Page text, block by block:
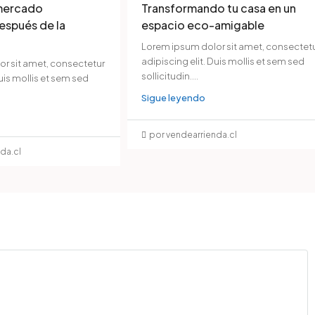
de la
sit amet, consectetur
mollis et sem sed
Transformando tu casa en un
espacio eco-amigable
Lorem ipsum dolor sit amet,
adipiscing elit. Duis mollis et sem sed
sollicitudin....
Sigue leyendo
por vendearrienda.cl